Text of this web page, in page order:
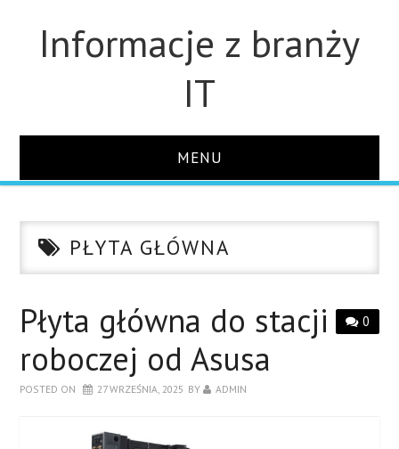
Informacje z branży
IT
MENU
DLA FIRM
MONITORY
PŁYTA GŁÓWNA
0
Płyta główna do stacji
roboczej od Asusa
POSTED ON 27 WRZEŚNIA, 2025 BY ADMIN